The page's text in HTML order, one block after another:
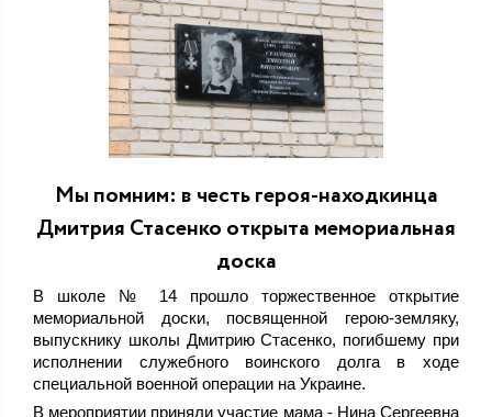
Мы помним: в честь героя-находкинца
Дмитрия Стасенко открыта мемориальная
доска
В школе № 14 прошло торжественное открытие
мемориальной доски, посвященной герою-земляку,
выпускнику школы Дмитрию Стасенко, погибшему при
исполнении служебного воинского долга в ходе
специальной военной операции на Украине.
В мероприятии приняли участие мама - Нина Сергеевна